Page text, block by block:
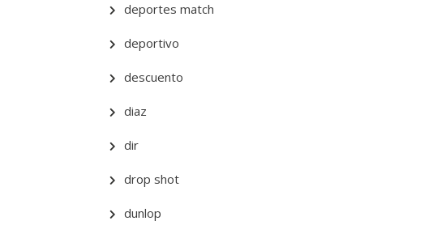
deportes match
deportivo
descuento
diaz
dir
drop shot
dunlop